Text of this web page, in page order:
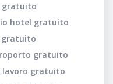
gratuito
hotel gratuito
gratuito
gratuito
gratuito